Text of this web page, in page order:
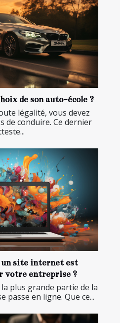
de son auto-école ?
légalité, vous devez
de conduire. Ce dernier
un site internet est
votre entreprise ?
plus grande partie de la
passe en ligne. Que ce...